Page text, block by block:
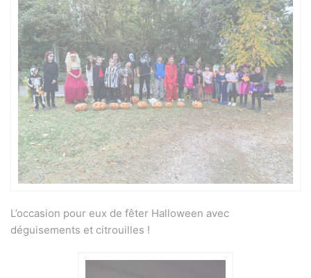
L’occasion pour eux de fêter Halloween avec
déguisements et citrouilles !